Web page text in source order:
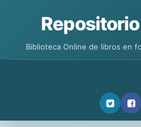
Biblioteca Online de libros en